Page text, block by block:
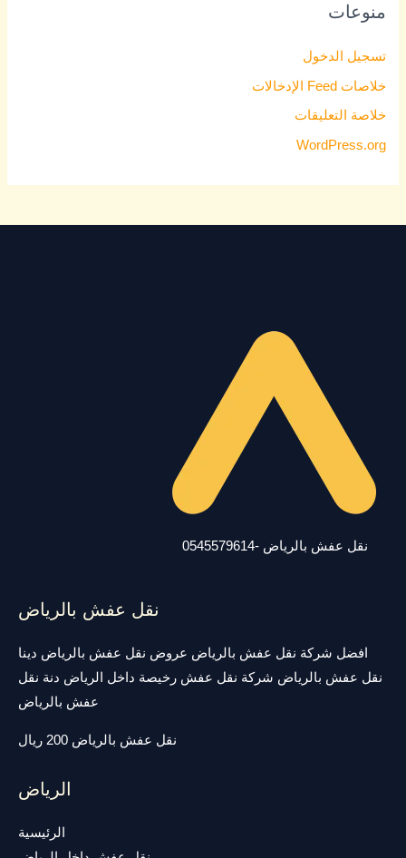
منوعات
تسجيل الدخول
خلاصات Feed الإدخالات
خلاصة التعليقات
WordPress.org
نقل عفش بالرياض -0545579614
نقل عفش بالرياض
افضل شركة نقل عفش بالرياض عروض نقل عفش بالرياض دينا
نقل عفش بالرياض شركة نقل عفش رخيصة داخل الرياض دنة نقل
عفش بالرياض
نقل عفش بالرياض 200 ريال
الرياض
الرئيسية